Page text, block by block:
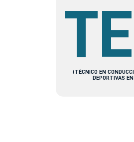
(TÉCNICO EN
DEPORTIVAS